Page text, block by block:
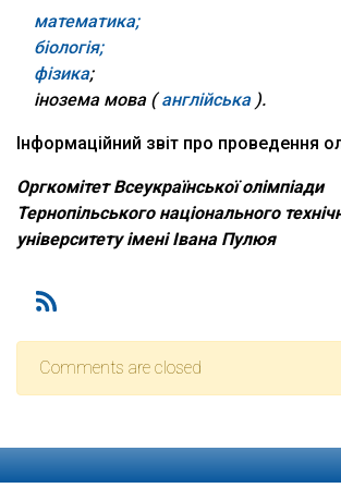
математика;
біологія;
фізика;
інозема мова (англійська).
Інформаційний звіт про проведення
Оргкомітет Всеукраїнської олімпіади
Тернопільського національного
університету імені Івана Пулюя
Comments are closed